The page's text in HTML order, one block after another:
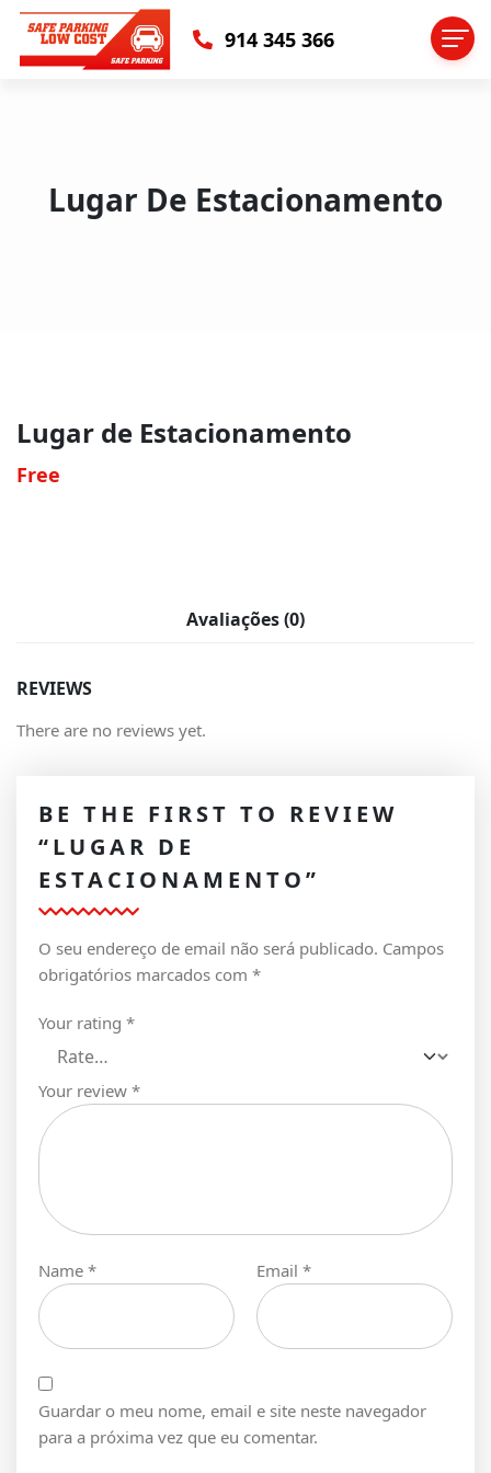
914 345 366
Lugar De Estacionamento
Lugar de Estacionamento
Free
Avaliações (0)
REVIEWS
There are no reviews yet.
BE THE FIRST TO REVIEW
“LUGAR DE
ESTACIONAMENTO”
O seu endereço de email não será publicado. Campos
obrigatórios marcados com *
Your rating *
Your review *
Name * Email *
Guardar o meu nome, email e site neste navegador
para a próxima vez que eu comentar.